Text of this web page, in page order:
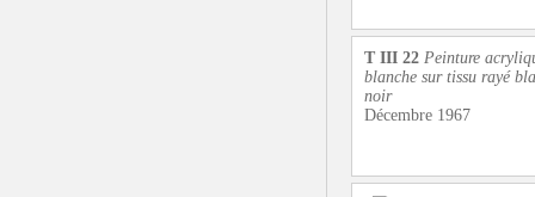
T III 22 Peinture
blanche sur tissu rayé
noir
Décembre 1967